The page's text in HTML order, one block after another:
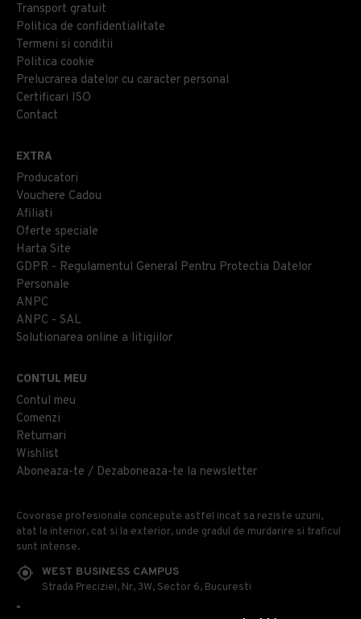
Transport gratuit
Politica de confidentialitate
Termeni si conditii
Politica cookie
Prelucrarea datelor cu caracter personal
Certificari ISO
Contact
EXTRA
Producatori
Vouchere Cadou
Afiliati
Oferte speciale
Harta Site
GDPR - Regulamentul General Pentru Protectia Datelor
Personale
ANPC
ANPC - SAL
Solutionarea online a litigiilor
CONTUL MEU
Contul meu
Comenzi
Returnari
Wishlist
Aboneaza-te / Dezaboneaza-te la newsletter
Covorase profesionale concepute astfel incat sa reziste uzurii,
atat la interior, cat si la exterior, unde gradul de murdarire si traficul
sunt intense.
WEST BUSINESS CAMPUS
Strada Preciziei, Nr, 3W, Sector 6, Bucuresti